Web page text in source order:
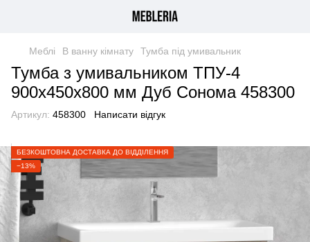
Меблі В ванну кімнату Тумба під умивальник
Тумба з умивальником ТПУ-4
900х450х800 мм Дуб Сонома 458300
Артикул: 458300 Написати відгук
БЕЗКОШТОВНА ДОСТАВКА ДО ВІДДІЛЕННЯ
−13%